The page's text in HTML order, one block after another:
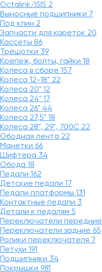
Octalink/ISIS 2
Выносные подшипники 7
Под клин 2
Запчасти для кареток 20
Кассеты 86
Трещотки 39
Крепеж, болты, гайки 18
Колеса в сборе 157
Колеса 12-18" 22
Колеса 20" 12
Колеса 24" 17
Колеса 26" 44
Колеса 27,5" 18
Колеса 28", 29", 700С 22
Ободная лента 22
Манетки 66
Шифтера 34
Обода 18
Педали 162
Детские педали 17
Педали платформы 131
Контактные педали 3
Детали к педалям 5
Переключатели передние
Переключатели задние 65
Ролики переключателя 7
Петухи 191
Подшипники 34
Покрышки 981